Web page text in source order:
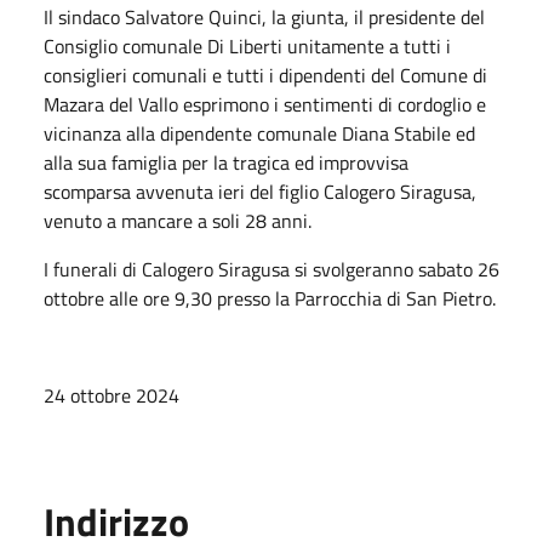
Il sindaco Salvatore Quinci, la giunta, il presidente del
Consiglio comunale Di Liberti unitamente a tutti i
consiglieri comunali e tutti i dipendenti del Comune di
Mazara del Vallo esprimono i sentimenti di cordoglio e
vicinanza alla dipendente comunale Diana Stabile ed
alla sua famiglia per la tragica ed improvvisa
scomparsa avvenuta ieri del figlio Calogero Siragusa,
venuto a mancare a soli 28 anni.
I funerali di Calogero Siragusa si svolgeranno sabato 26
ottobre alle ore 9,30 presso la Parrocchia di San Pietro.
24 ottobre 2024
Indirizzo